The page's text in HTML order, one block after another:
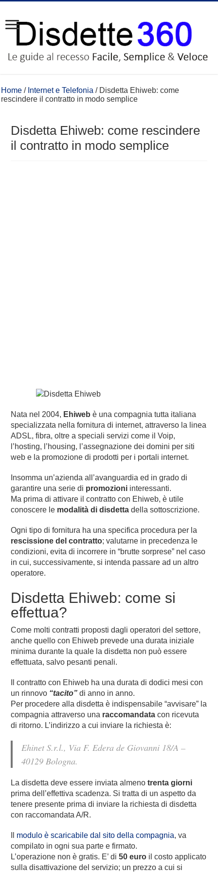
Home / Internet e Telefonia / Disdetta Ehiweb: come
rescindere il contratto in modo semplice
Disdetta Ehiweb: come rescindere
il contratto in modo semplice
Nata nel 2004, Ehiweb è una compagnia tutta italiana
specializzata nella fornitura di internet, attraverso la linea
ADSL, fibra, oltre a speciali servizi come il Voip,
l’hosting, l’housing, l’assegnazione dei domini per siti
web e la promozione di prodotti per i portali internet.
Insomma un’azienda all’avanguardia ed in grado di
garantire una serie di promozioni interessanti.
Ma prima di attivare il contratto con Ehiweb, è utile
conoscere le modalità di disdetta della sottoscrizione.
Ogni tipo di fornitura ha una specifica procedura per la
rescissione del contratto; valutarne in precedenza le
condizioni, evita di incorrere in “brutte sorprese” nel caso
in cui, successivamente, si intenda passare ad un altro
operatore.
Disdetta Ehiweb: come si
effettua?
Come molti contratti proposti dagli operatori del settore,
anche quello con Ehiweb prevede una durata iniziale
minima durante la quale la disdetta non può essere
effettuata, salvo pesanti penali.
Il contratto con Ehiweb ha una durata di dodici mesi con
un rinnovo “tacito” di anno in anno.
Per procedere alla disdetta è indispensabile “avvisare” la
compagnia attraverso una raccomandata con ricevuta
di ritorno. L’indirizzo a cui inviare la richiesta è:
Ehinet S.r.l., Via F. Edera de Giovanni 18/A –
40129 Bologna.
La disdetta deve essere inviata almenotrenta giorni
prima dell’effettiva scadenza. Si tratta di un aspetto da
tenere presente prima di inviare la richiesta di disdetta
con raccomandata A/R.
modulo è scaricabile dal sito della compagnia, va
compilato in ogni sua parte e firmato.
L’operazione non è gratis. E’ di50 euro il costo applicato
sulla disattivazione del servizio; un prezzo a cui si